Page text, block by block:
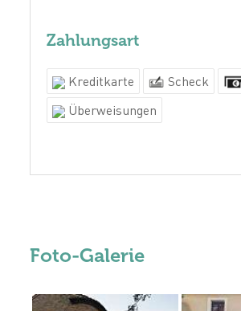
Zahlungsart
Kreditkarte Scheck
Überweisungen
Foto-Galerie